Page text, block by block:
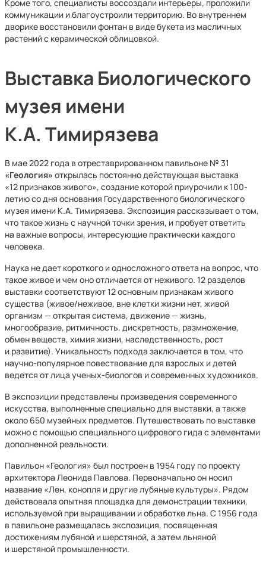
Кроме того, специалисты воссоздали интерьеры, проложили
коммуникации и благоустроили территорию. Во внутреннем
дворике восстановили фонтан в виде букета из масличных
растений с керамической облицовкой.
Выставка Биологического
музея имени
К.А. Тимирязева
В мае 2022 года в отреставрированном павильоне № 31
«Геология» открылась постоянно действующая выставка
«12 признаков живого», создание которой приурочили к 100-
летию со дня основания Государственного биологического
музея имени К.А. Тимирязева. Экспозиция рассказывает о том,
что такое жизнь с научной точки зрения, и пробует ответить
на важные вопросы, интересующие практически каждого
человека.
Наука не дает короткого и односложного ответа на вопрос, что
такое живое и чем оно отличается от неживого. 12 разделов
выставки соответствуют 12 основным признакам живого
существа (живое/неживое, вне клетки жизни нет, живой
организм — открытая система, движение — жизнь,
многообразие, ритмичность, дискретность, размножение,
обмен веществ, химия жизни, наследственность, рост
и развитие). Уникальность подхода заключается в том, что
научно-популярное повествование для взрослых и детей
ведется от лица ученых-биологов и современных художников.
В экспозиции представлены произведения современного
искусства, выполненные специально для выставки, а также
около 650 музейных предметов. Путешествовать по выставке
можно с помощью специального цифрового гида с элементами
дополненной реальности.
Павильон «Геология» был построен в 1954 году по проекту
архитектора Леонида Павлова. Первоначально он носил
название «Лен, конопля и другие лубяные культуры». Рядом
действовала опытная площадка для демонстрации техники,
используемой при выращивании и обработке льна. С 1956 года
в павильоне размещалась экспозиция, посвященная
достижениям лубяной и шерстяной, а затем льняной
и шерстяной промышленности.